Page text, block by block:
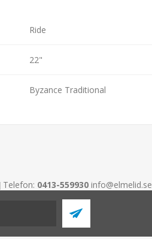
Ride
22"
Byzance Traditional
Telefon: 0413-559930 info@elmelid.se